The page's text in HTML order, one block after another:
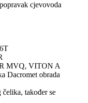
cjevovoda
MVQ, VITON A
Dacromet obrada
također se